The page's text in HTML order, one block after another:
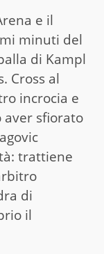
e il
minuti del
di Kampl
Cross al
incrocia e
aver sfiorato
trattiene
di
il